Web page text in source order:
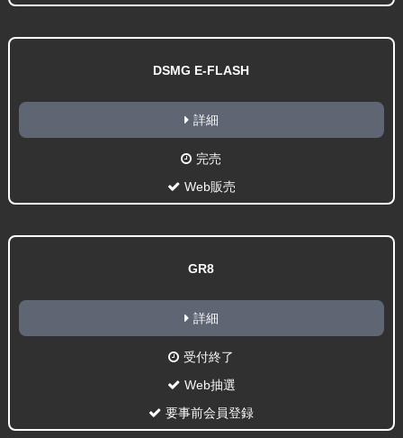
DSMG E-FLASH
詳細
完売
Web販売
GR8
詳細
受付終了
Web抽選
要事前会員登録